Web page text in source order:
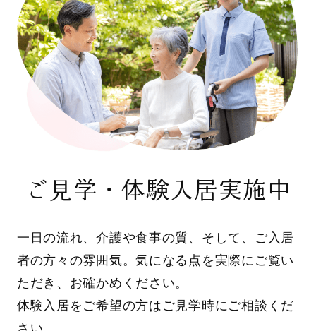
ご見学・体験入居実施中
一日の流れ、介護や食事の質、そして、ご入居
者の方々の雰囲気。気になる点を実際にご覧い
ただき、お確かめください。
体験入居をご希望の方はご見学時にご相談くだ